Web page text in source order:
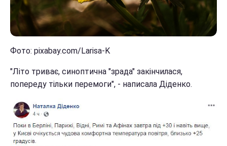
Фото: pixabay.com/Larisa-K
"Літо триває, синоптична "зрада" закінчилася,
попереду тільки перемоги", - написала Діденко.